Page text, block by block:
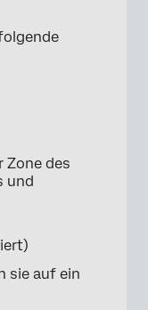
Zone des
und
sie auf ein